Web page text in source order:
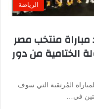
الرياضة
2024 .. موعد مباراة منتخب مصر
الختامية من دور
المُرتقبة التي سوف
في…